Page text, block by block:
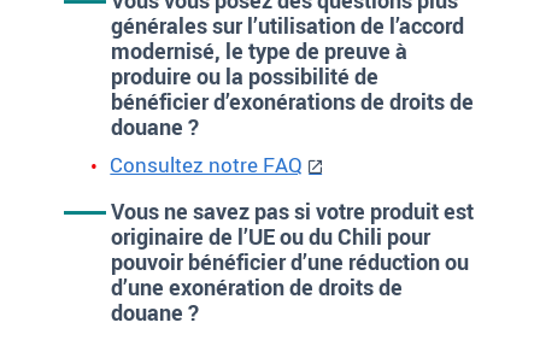
générales sur l’utilisation de l’accord
modernisé, le type de preuve à
produire ou la possibilité de
bénéficier d’exonérations de droits de
douane ?
Consultez notre FAQ
Vous ne savez pas si votre produit est
originaire de l’UE ou du Chili pour
pouvoir bénéficier d’une réduction ou
d’uneexonération de droits de
douane ?